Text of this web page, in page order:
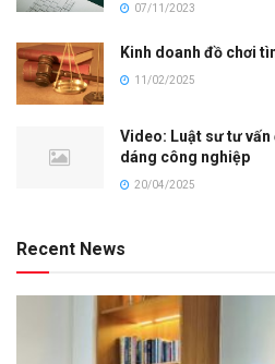
07/11/2023
Kinh doanh đồ chơi
11/02/2025
Video: Luật sư tư vấn
dáng công nghiệp
20/04/2025
Recent News